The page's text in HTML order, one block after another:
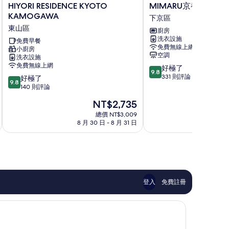
HIYORI
RESIDENCE
KYOTO
KAMOGAWA
東
山
區
HIYORI RESIDENCE KYOTO
KAMOGAWA
東山區
免費早餐
小廚房
洗衣設施
免費無線上網
9.8
分，
好
則
9.8 好極了
140 則評論
現
在
價
NT$2,735
總價 NT$3,009
8 月 30 日 - 8 月 31 日
MIMARU
京
都
河
原
町
五
條
下
MIMARU京都 河原町
下京區
廚房
洗衣設施
免費無線上網
空調
9.8
分，
極
評
論
9.8 好極了
331 則評論
登入 免費註冊